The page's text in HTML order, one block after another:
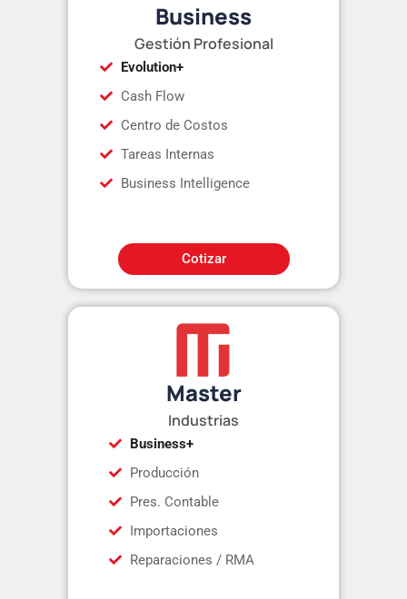
Business
Gestión Profesional
Evolution+
Cash Flow
Centro de Costos
Tareas Internas
Business Intelligence
Cotizar
Master
Industrias
Business+
Producción
Pres. Contable
Importaciones
Reparaciones / RMA